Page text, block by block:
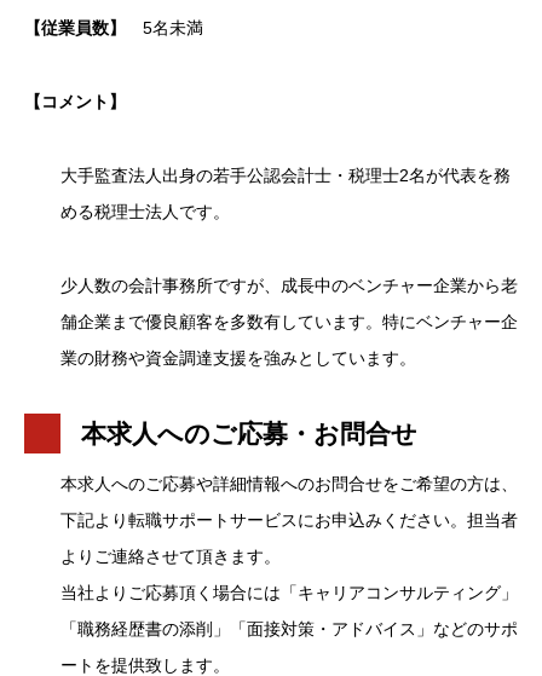
【従業員数】 5名未満
【コメント】
大手監査法人出身の若手公認会計士・税理士2名が代表を務
める税理士法人です。
少人数の会計事務所ですが、成長中のベンチャー企業から老
舗企業まで優良顧客を多数有しています。特にベンチャー企
業の財務や資金調達支援を強みとしています。
本求人へのご応募・お問合せ
本求人へのご応募や詳細情報へのお問合せをご希望の方は、
下記より転職サポートサービスにお申込みください。担当者
よりご連絡させて頂きます。
当社よりご応募頂く場合には「キャリアコンサルティング」
「職務経歴書の添削」「面接対策・アドバイス」などのサポ
ートを提供致します。